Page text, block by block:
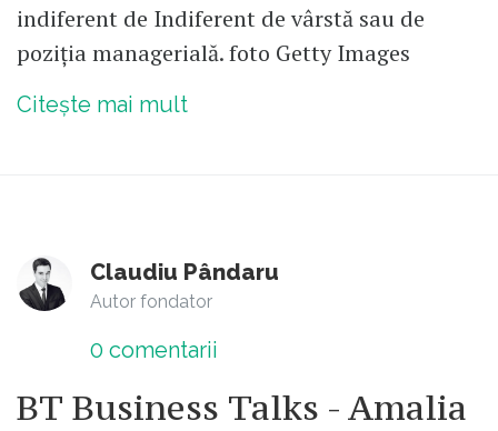
indiferent de Indiferent de vârstă sau de
poziția managerială. foto Getty Images
Citește mai mult
Claudiu Pândaru
Autor fondator
0 comentarii
BT Business Talks - Amalia